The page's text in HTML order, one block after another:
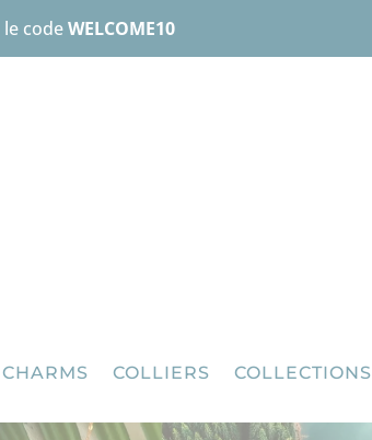
codeWELCOME10
CHARMS COLLIERS COLLECTIONS